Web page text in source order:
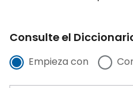
Consulte el
Empieza con